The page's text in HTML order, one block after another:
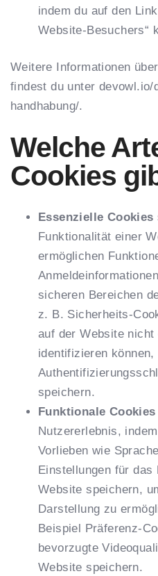
indem du auf den
Website-Besuchers“
Weitere Informationen
findest du unter devowl.io/
handhabung/.
Welche
Cookies
Essenzielle Cookies
Funktionalität einer
ermöglichen
sicheren Bereichen
z. B. Sicherheits-
auf der Website
identifizieren
speichern.
Funktionale Cookies
Nutzererlebnis,
Vorlieben wie
Einstellungen für das
Website speichern,
Darstellung zu
Beispiel Präferenz-
bevorzugte
Website speichern.